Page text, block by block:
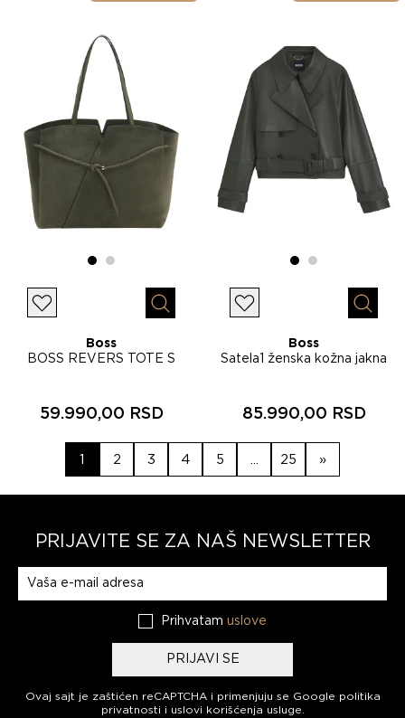
Lista želja Brzi pregled
Boss
BOSS REVERS TOTE S
59.990,00 RSD
Lista želja Brzi
Boss
Satela1 ženska kožna jakna
85.990,00 RSD
Strana
1
Strana
2
Strana
3
Strana
4
Strana
5 Strana
25 »
PRIJAVITE SE ZA NAŠ NEWSLETTER
Prihvatam uslove
PRIJAVI SE
Ovaj sajt je zaštićen reCAPTCHA i primenjuju se Google politika
privatnosti i uslovi korišćenja usluge